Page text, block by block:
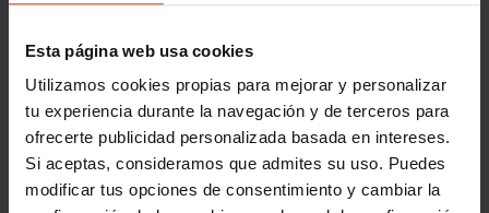
Esta página web usa cookies
Utilizamos cookies propias para mejorar y personalizar
tu experiencia durante la navegación y de terceros para
ofrecerte publicidad personalizada basada en intereses.
Si aceptas, consideramos que admites su uso. Puedes
modificar tus opciones de consentimiento y cambiar la
compra informada y adaptada a la movilidad en
Barcelona.
Tu Audi A4 a examen:
Versiones y acabados